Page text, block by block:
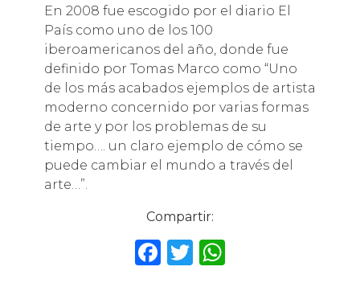
En 2008 fue escogido por el diario El
País como uno de los 100
iberoamericanos del año, donde fue
definido por Tomas Marco como “Uno
de los más acabados ejemplos de artista
moderno concernido por varias formas
de arte y por los problemas de su
tiempo…. un claro ejemplo de cómo se
puede cambiar el mundo a través del
arte…”.
Compartir:
F T W